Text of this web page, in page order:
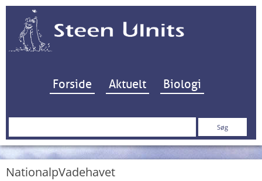
Hop til indhold
Forside Aktuelt Biologi
Søg
NationalpVadehavet